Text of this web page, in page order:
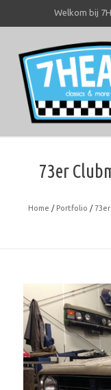
Welkom bij
73er
Home / Portfolio /